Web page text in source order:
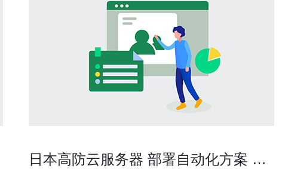
日本高防云服务器 部署自动化方案 快